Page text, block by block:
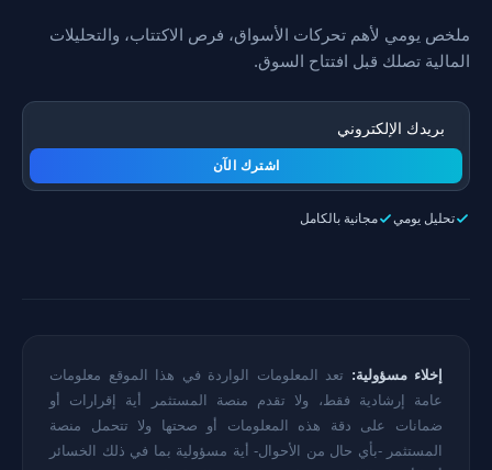
ملخص يومي لأهم تحركات الأسواق، فرص الاكتتاب، والتحليلات
المالية تصلك قبل افتتاح السوق.
اشترك الآن
تحليل يومي مجانية بالكامل
إخلاء مسؤولية: تعد المعلومات الواردة في هذا الموقع معلومات
عامة إرشادية فقط، ولا تقدم منصة المستثمر أية إقرارات أو
ضمانات على دقة هذه المعلومات أو صحتها ولا تتحمل منصة
المستثمر -بأي حال من الأحوال- أية مسؤولية بما في ذلك الخسائر